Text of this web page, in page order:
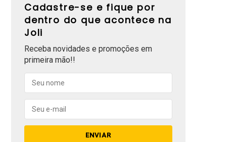
Cadastre-se e fique por
dentro do que acontece na
Joli
Receba novidades e promoções em
primeira mão!!